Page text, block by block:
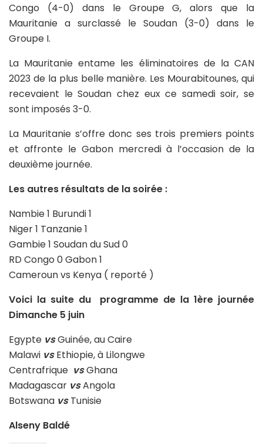
Congo (4-0) dans le Groupe G, alors que la
Mauritanie a surclassé le Soudan (3-0) dans le
Groupe I.
La Mauritanie entame les éliminatoires de la CAN
2023 de la plus belle manière. Les Mourabitounes, qui
recevaient le Soudan chez eux ce samedi soir, se
sont imposés 3-0.
La Mauritanie s’offre donc ses trois premiers points
et affronte le Gabon mercredi à l’occasion de la
deuxième journée.
Les autres résultats de la soirée :
Nambie 1 Burundi 1
Niger 1 Tanzanie 1
Gambie 1 Soudan du Sud 0
RD Congo 0 Gabon 1
Cameroun vs Kenya ( reporté )
Voici la suite du programme de la 1ère journée
Dimanche 5 juin
Egypte vsGuinée, au Caire
Malawi vsEthiopie, à Lilongwe
Centrafrique vsGhana
Madagascar vsAngola
Botswana vsTunisie
Alseny Baldé